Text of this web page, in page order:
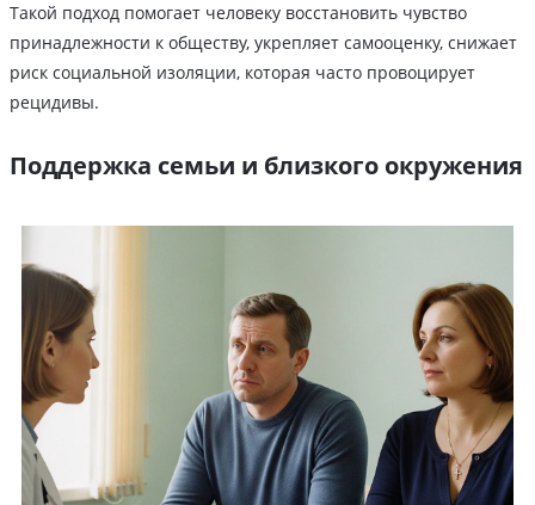
Такой подход помогает человеку восстановить чувство
принадлежности к обществу, укрепляет самооценку, снижает
риск социальной изоляции, которая часто провоцирует
рецидивы.
Поддержка семьи и близкого окружения